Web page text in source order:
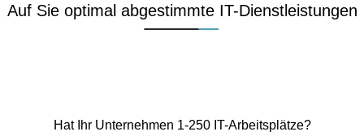
Auf Sie optimal abgestimmte IT-Dienstleistungen
Hat Ihr Unternehmen 1-250 IT-Arbeitsplätze?